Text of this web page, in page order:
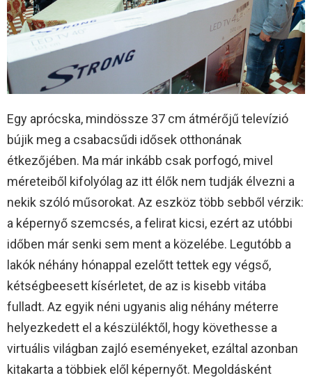
Egy aprócska, mindössze 37 cm átmérőjű televízió
bújik meg a csabacsűdi idősek otthonának
étkezőjében. Ma már inkább csak porfogó, mivel
méreteiből kifolyólag az itt élők nem tudják élvezni a
nekik szóló műsorokat. Az eszköz több sebből vérzik:
a képernyő szemcsés, a felirat kicsi, ezért az utóbbi
időben már senki sem ment a közelébe. Legutóbb a
lakók néhány hónappal ezelőtt tettek egy végső,
kétségbeesett kísérletet, de az is kisebb vitába
fulladt. Az egyik néni ugyanis alig néhány méterre
helyezkedett el a készüléktől, hogy követhesse a
virtuális világban zajló eseményeket, ezáltal azonban
kitakarta a többiek elől képernyőt. Megoldásként